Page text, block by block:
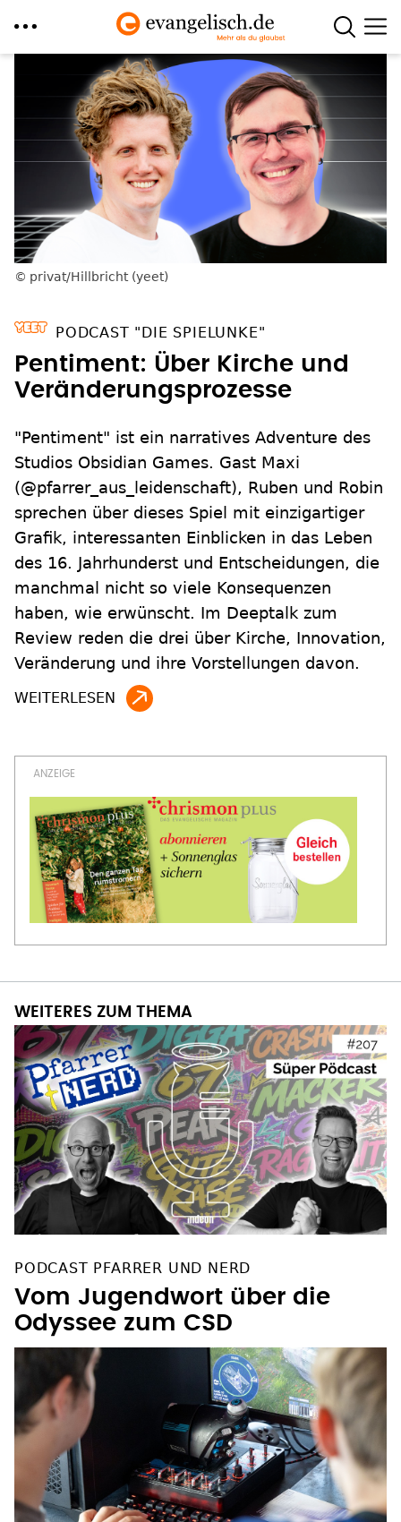
privat/Hillbricht (yeet)
PODCAST "DIE SPIELUNKE"
Pentiment: Über Kirche und
Veränderungsprozesse
"Pentiment" ist ein narratives Adventure des
Studios Obsidian Games. Gast Maxi
(@pfarrer_aus_leidenschaft), Ruben und Robin
sprechen über dieses Spiel mit einzigartiger
Grafik, interessanten Einblicken in das Leben
des 16. Jahrhunderst und Entscheidungen, die
manchmal nicht so viele Konsequenzen
haben, wie erwünscht. Im Deeptalk zum
Review reden die drei über Kirche, Innovation,
Veränderung und ihre Vorstellungen davon.
WEITERES ZUM THEMA
PODCAST PFARRER UND NERD
Vom Jugendwort über die
Odyssee zum CSD